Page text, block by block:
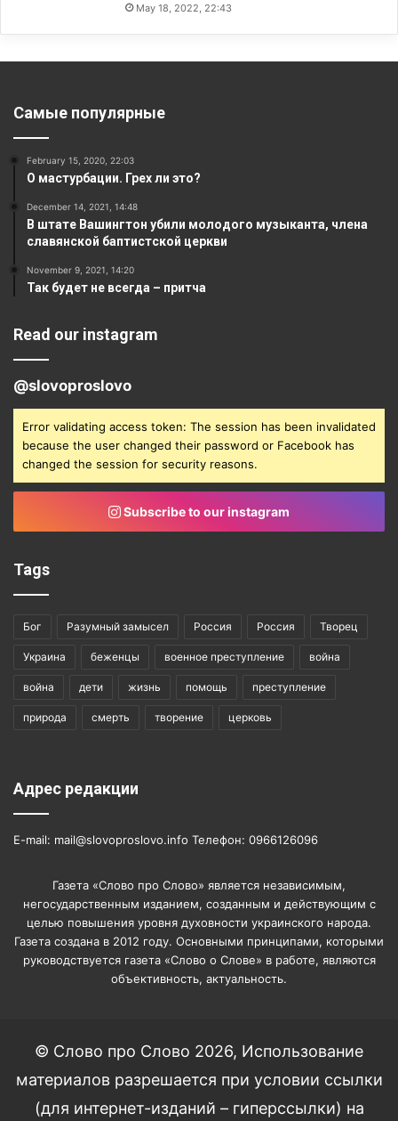
May 18, 2022, 22:43
Самые популярные
February 15, 2020, 22:03
О мастурбации. Грех ли это?
December 14, 2021, 14:48
В штате Вашингтон убили молодого музыканта, члена
славянской баптистской церкви
November 9, 2021, 14:20
Так будет не всегда – притча
Read our instagram
@slovoproslovo
Error validating access token: The session has been invalidated
because the user changed their password or Facebook has
changed the session for security reasons.
Subscribe to our instagram
Tags
Бог Разумный замысел Россия Россия Творец
Украина беженцы военное преступление война
война дети жизнь помощь преступление
природа смерть творение церковь
Адрес редакции
E-mail: mail@slovoproslovo.info Телефон: 0966126096
Газета «Слово про Слово» является независимым,
негосударственным изданием, созданным и действующим с
целью повышения уровня духовности украинского народа.
Газета создана в 2012 году. Основными принципами, которыми
руководствуется газета «Слово о Слове» в работе, являются
объективность, актуальность.
© Слово про Слово 2026, Использование
материалов разрешается при условии ссылки
(для интернет-изданий – гиперссылки) на